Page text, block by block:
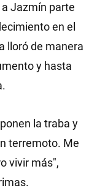
Jazmín parte
en el
lloró de manera
y hasta
la traba y
terremoto. Me
vivir más",